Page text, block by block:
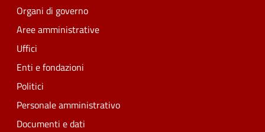
Organi di governo
Aree amministrative
Uffici
Enti e fondazioni
Politici
Personale amministrativo
Documenti e dati